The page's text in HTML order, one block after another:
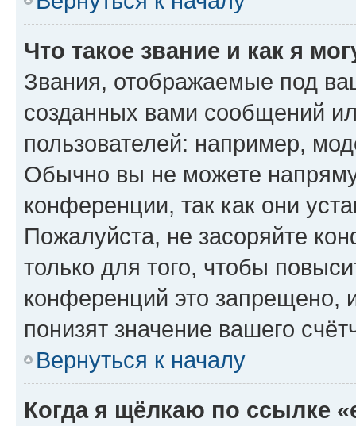
Что такое звание и как я
Звания, отображаемые под
созданных вами сообщений
пользователей: например,
Обычно вы не можете
конференции, так как они
Пожалуйста, не засоряйте
только для того, чтобы
конференций это запрещено,
понизят значение вашего
Вернуться к началу
Когда я щёлкаю по ссылке